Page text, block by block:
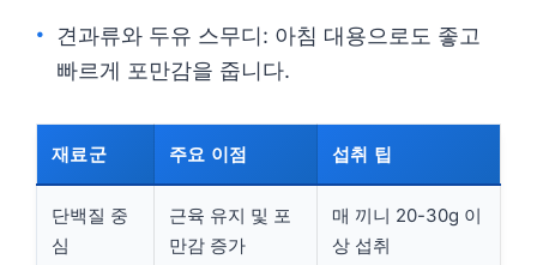
견과류와 두유 스무디: 아침 대용으로도 좋고
빠르게 포만감을 줍니다.
재료군 주요 이점 섭취 팁
단백질 중
심
근육 유지 및 포
만감 증가
매 끼니 20-30g 이
상 섭취